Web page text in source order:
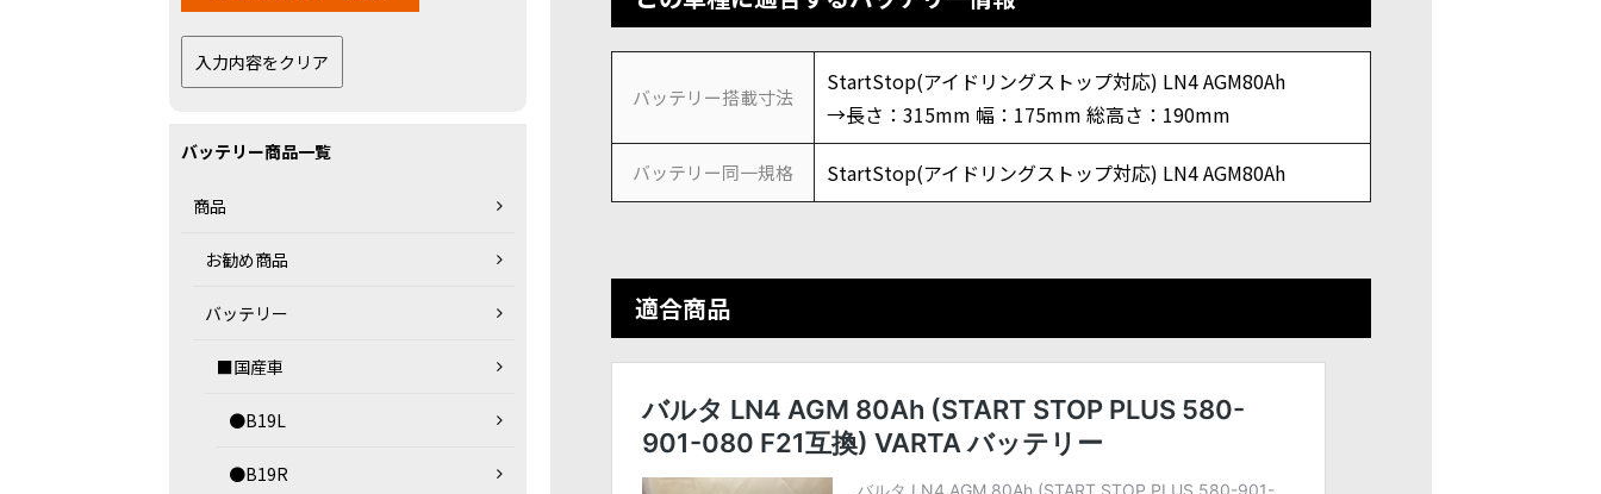
バッテリー搭載寸法
StartStop(アイドリングストップ対応) LN4 AGM80Ah
→長さ：315mm 幅：175mm 総高さ：190mm
バッテリー同一規格 StartStop(アイドリングストップ対応) LN4 AGM80Ah
適合商品
バッテリー商品一覧
商品
お勧め商品
バッテリー
■国産車
●B19L
●B19R